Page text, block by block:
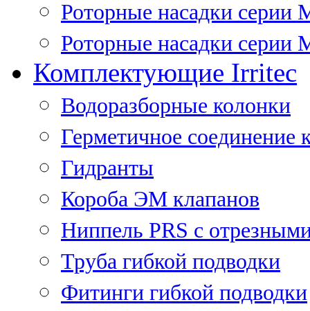
Роторные насадки серии
Роторные насадки серии
Комплектующие Irritec
Водоразборные колонки
Герметичное соединение
Гидранты
Короба ЭМ клапанов
Ниппель PRS с
Труба гибкой подводки
Фитинги гибкой подводки